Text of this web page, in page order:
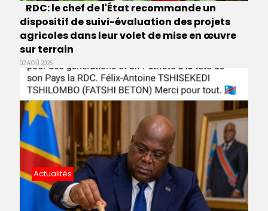
RDC: le chef de l'État recommande un
dispositif de suivi-évaluation des projets
agricoles dans leur volet de mise en œuvre
sur terrain
02 AOÛ 2026
Actualités